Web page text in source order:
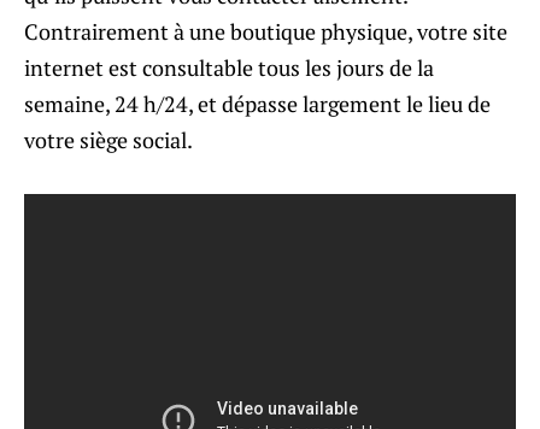
Contrairement à une boutique physique, votre site
internet est consultable tous les jours de la
semaine, 24 h/24, et dépasse largement le lieu de
votre siège social.